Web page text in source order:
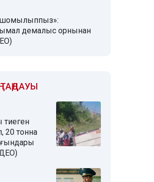
шомылыппыз»:
демалыс орнынан
20 тонна